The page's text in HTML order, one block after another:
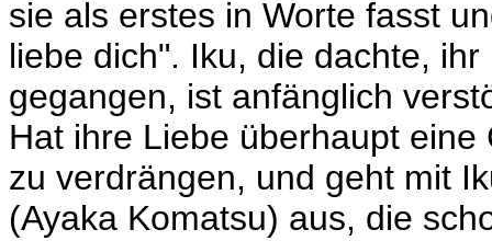
sie als erstes in Worte fasst
liebe dich". Iku, die dachte,
gegangen, ist anfänglich
Hat ihre Liebe überhaupt
zu verdrängen, und geht mit
(Ayaka Komatsu) aus, die